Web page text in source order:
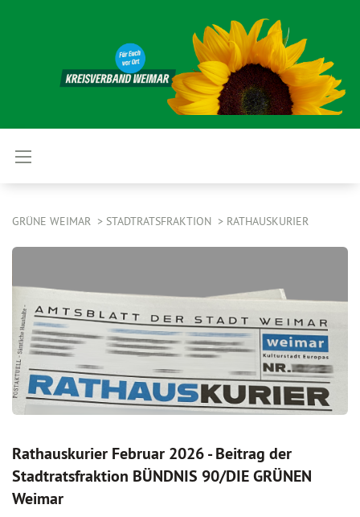
GRÜNE WEIMAR STADTRATSFRAKTION RATHAUSKURIER
Rathauskurier Februar 2026 - Beitrag der
Stadtratsfraktion BÜNDNIS 90/DIE GRÜNEN
Weimar